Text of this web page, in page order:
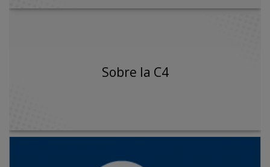
Sobre la C4